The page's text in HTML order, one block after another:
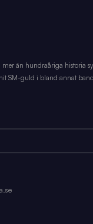
mer än hundraåriga historia
SM-guld i bland annat